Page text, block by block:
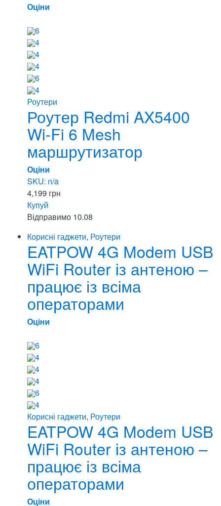
Оціни
6
4
4
4
6
4
Роутери
Роутер Redmi AX5400
Wi-Fi 6 Mesh
маршрутизатор
Оціни
SKU: n/a
4,199 грн
Купуй
Відправимо 10.08
Корисні гаджети, Роутери
EATPOW 4G Modem USB
WiFi Router із антеною –
працює із всіма
операторами
Оціни
6
4
4
4
6
4
Корисні гаджети, Роутери
EATPOW 4G Modem USB
WiFi Router із антеною –
працює із всіма
операторами
Оціни